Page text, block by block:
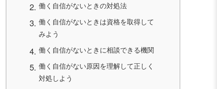
働く自信がないときの対処法
働く自信がないときは資格を取得して
みよう
働く自信がないときに相談できる機関
働く自信がない原因を理解して正しく
対処しよう